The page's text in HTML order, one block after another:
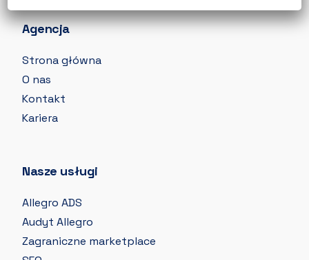
Agencja
Strona główna
O nas
Kontakt
Kariera
Nasze usługi
Allegro ADS
Audyt Allegro
Zagraniczne marketplace